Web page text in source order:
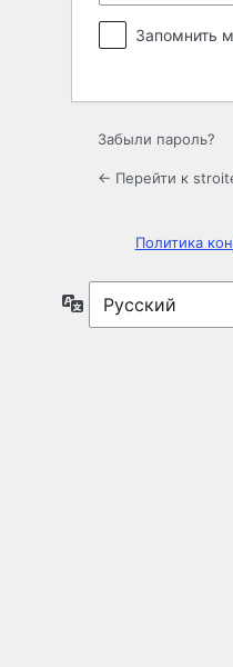
Запомнить
Забыли пароль?
← Перейти к
Политика
Язык